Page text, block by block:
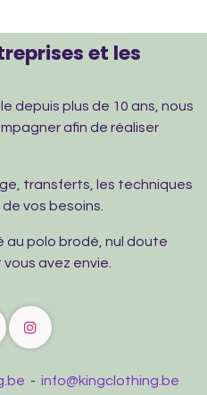
et les
depuis plus de 10 ans, nous
afin de réaliser
transferts, les techniques
vos besoins.
au polo brodé, nul doute
avez envie.
- info@kingclothing.be